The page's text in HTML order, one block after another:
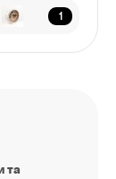
1
та